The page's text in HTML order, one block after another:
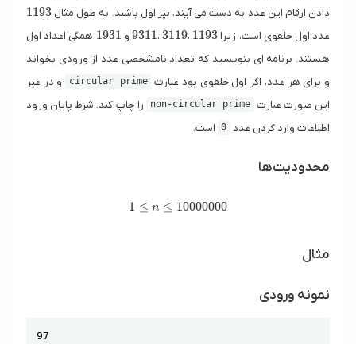
دادن ارقام این عدد به دست می آیند، نیز اول باشند. به طول مثال
1193
1193
عدد اول حلقوی است، زیرا
1193
1193 ،
3119
3119 ،9311
9311 و
1931
1931
همگی اعداد اول
هستند. برنامه ای بنویسید که تعداد نامشخصی عدد از ورودی بخواند
و برای هر عدد، اگر اول حلقوی بود عبارت circular prime
و در غیر
این صورت عبارت non-circular prime
را چاپ کند. شرط پایان ورود
اطلاعات وارد کردن عدد
0 است.
محدودیت‌ها
1 \leq n \leq 10000000
1 ≤ n ≤ 10000000
مثال
نمونه ورودی
97